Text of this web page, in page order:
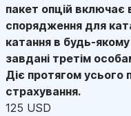
пакет опцій включає
спорядження для
катання в будь-
завдані третім
Діє протягом усього
страхування.
125 USD